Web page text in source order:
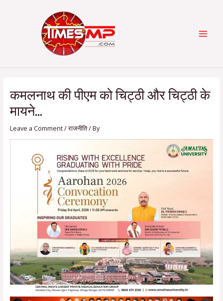
कमलनाथ की पीएम को चिट्ठी और चिट्ठी के
मायने…
Leave a Comment/राजनीति/ By
navigation